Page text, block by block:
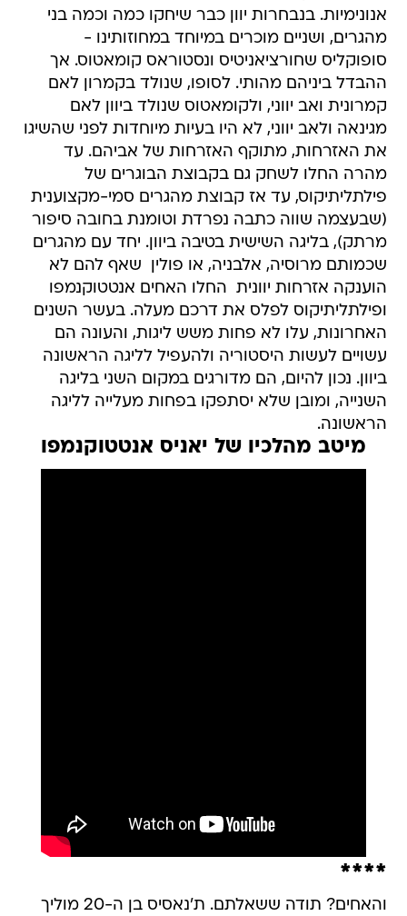
אנונימיות. בנבחרות יוון כבר שיחקו כמה וכמה בני
מהגרים, ושניים מוכרים במיוחד במחוזותינו -
סופוקליס שחורציאניטיס ונסטוראס קומאטוס. אך
ההבדל ביניהם מהותי. לסופו, שנולד בקמרון לאם
קמרונית ואב יווני, ולקומאטוס שנולד ביוון לאם
מגינאה ולאב יווני, לא היו בעיות מיוחדות לפני שהשיגו
את האזרחות, מתוקף האזרחות של אביהם. עד
מהרה החלו לשחק גם בקבוצת הבוגרים של
פילתליתיקוס, עד אז קבוצת מהגרים סמי-מקצוענית
(שבעצמה שווה כתבה נפרדת וטומנת בחובה סיפור
מרתק), בליגה השישית בטיבה ביוון. יחד עם מהגרים
שכמותם מרוסיה, אלבניה, או פולין  שאף להם לא
הוענקה אזרחות יוונית  החלו האחים אנטטוקנמפו
ופילתליתיקוס לפלס את דרכם מעלה. בעשר השנים
האחרונות, עלו לא פחות משש ליגות, והעונה הם
עשויים לעשות היסטוריה ולהעפיל לליגה הראשונה
ביוון. נכון להיום, הם מדורגים במקום השני בליגה
השנייה, ומובן שלא יסתפקו בפחות מעלייה לליגה
הראשונה.
מיטב מהלכיו של יאניס אנטטוקנמפו
****
והאחים? תודה ששאלתם. ת'נאסיס בן ה-20 מוליך